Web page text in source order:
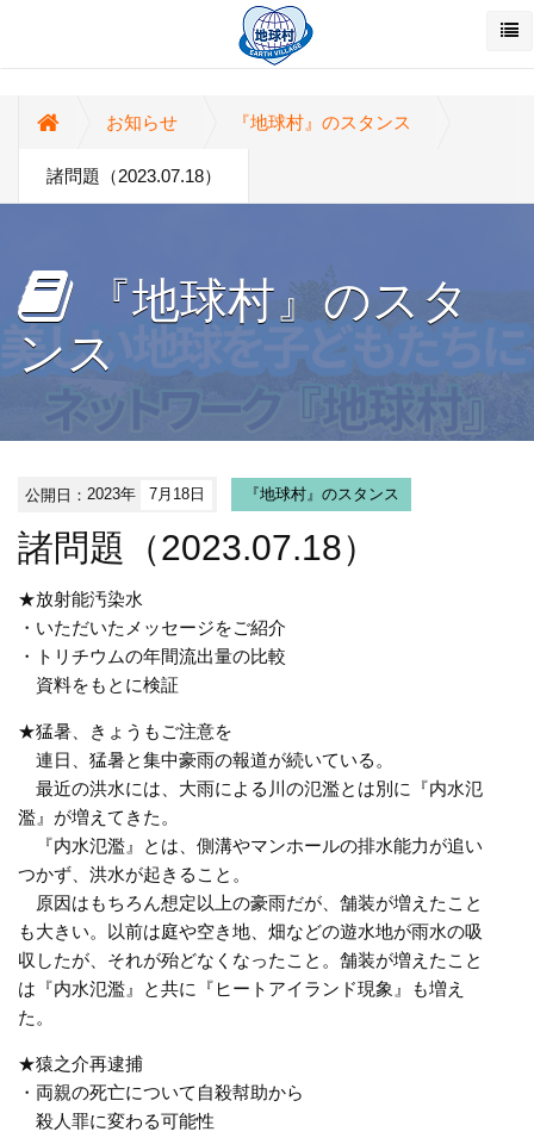
お知らせ 『地球村』のスタンス
諸問題（2023.07.18）
『地球村』のスタ
ンス
公開日：2023年 7月18日 『地球村』のスタンス
諸問題（2023.07.18）
★放射能汚染水
・いただいたメッセージをご紹介
・トリチウムの年間流出量の比較
資料をもとに検証
★猛暑、きょうもご注意を
連日、猛暑と集中豪雨の報道が続いている。
最近の洪水には、大雨による川の氾濫とは別に『内水氾
濫』が増えてきた。
『内水氾濫』とは、側溝やマンホールの排水能力が追い
つかず、洪水が起きること。
原因はもちろん想定以上の豪雨だが、舗装が増えたこと
も大きい。以前は庭や空き地、畑などの遊水地が雨水の吸
収したが、それが殆どなくなったこと。舗装が増えたこと
は『内水氾濫』と共に『ヒートアイランド現象』も増え
た。
★猿之介再逮捕
・両親の死亡について自殺幇助から
殺人罪に変わる可能性